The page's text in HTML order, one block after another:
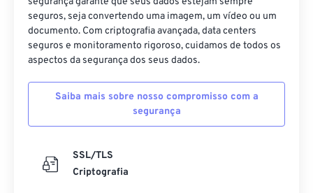
seguros, seja convertendo uma imagem, um vídeo ou um
documento. Com criptografia avançada, data centers
seguros e monitoramento rigoroso, cuidamos de todos os
aspectos da segurança dos seus dados.
Saiba mais sobre nosso compromisso com a
segurança
SSL/TLS
Criptografia